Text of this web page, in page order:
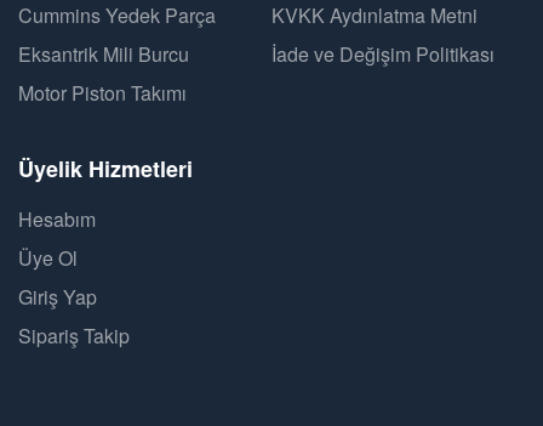
Cummins Yedek Parça
Eksantrik Mili Burcu
Motor Piston Takımı
KVKK Aydınlatma Metni
İade ve Değişim Politikası
Üyelik Hizmetleri
Hesabım
Üye Ol
Giriş Yap
Sipariş Takip